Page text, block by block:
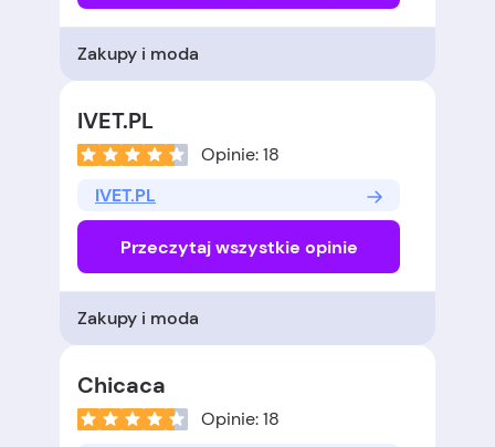
Zakupy i moda
IVET.PL
Opinie: 18
IVET.PL
Przeczytaj wszystkie opinie
Zakupy i moda
Chicaca
Opinie: 18